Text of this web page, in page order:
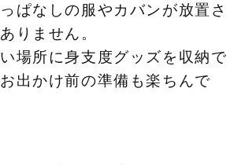
ぱなしの服やカバンが放置さ
りません。
場所に身支度グッズを収納で
出かけ前の準備も楽ちんで